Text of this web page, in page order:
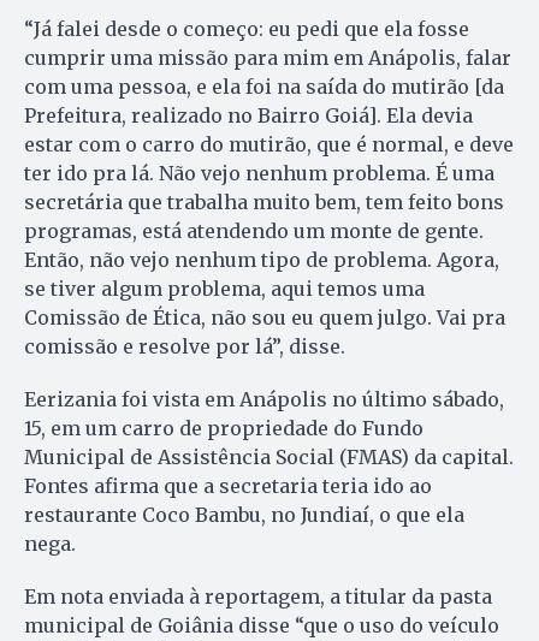
“Já falei desde o começo: eu pedi que ela fosse
cumprir uma missão para mim em Anápolis, falar
com uma pessoa, e ela foi na saída do mutirão [da
Prefeitura, realizado no Bairro Goiá]. Ela devia
estar com o carro do mutirão, que é normal, e deve
ter ido pra lá. Não vejo nenhum problema. É uma
secretária que trabalha muito bem, tem feito bons
programas, está atendendo um monte de gente.
Então, não vejo nenhum tipo de problema. Agora,
se tiver algum problema, aqui temos uma
Comissão de Ética, não sou eu quem julgo. Vai pra
comissão e resolve por lá”, disse.
Eerizania foi vista em Anápolis no último sábado,
15, em um carro de propriedade do Fundo
Municipal de Assistência Social (FMAS) da capital.
Fontes afirma que a secretaria teria ido ao
restaurante Coco Bambu, no Jundiaí, o que ela
nega.
Em nota enviada à reportagem, a titular da pasta
municipal de Goiânia disse “que o uso do veículo